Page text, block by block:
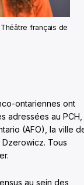
français de
ontariennes ont
adressées au PCH,
(AFO), la ville
Tous
au sein des